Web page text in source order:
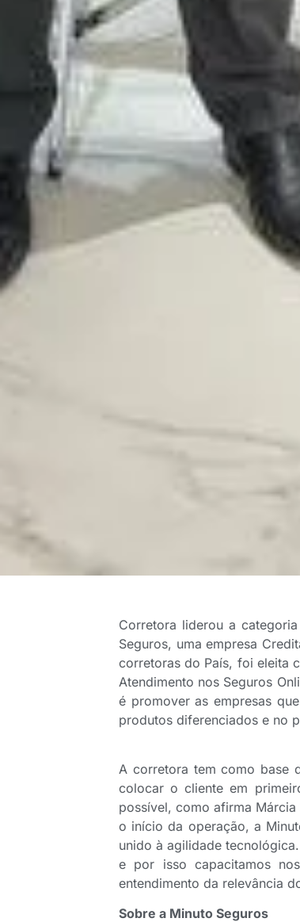
Corretora liderou a
Seguros, uma empresa
corretoras do País, foi eleita
Atendimento nos Seguros
é promover as empresas
produtos diferenciados e no
A corretora tem como base
colocar o cliente em
possível, como afirma
o início da operação, a
unido à agilidade
e por isso capacitamos
entendimento da relevância
Sobre a Minuto Seguros